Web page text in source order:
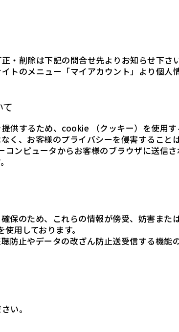
・削除は下記の問合せ先よりお知らせ下さい
トのメニュー「マイアカウント」より個人
供するため、cookie （クッキー）を使用
く、お客様のプライバシーを侵害すること
ンピュータからお客様のブラウザに送信
保のため、これらの情報が傍受、妨害また
用しております。
防止やデータの改ざん防止送受信する機能
い。